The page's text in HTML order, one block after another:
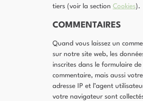
tiers (voir la section Cookies).
COMMENTAIRES
Quand vous laissez un
sur notre site web, les
inscrites dans le formulaire de
commentaire, mais aussi votre
adresse IP et l’agent
votre navigateur sont